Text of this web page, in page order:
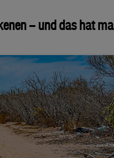
– und das hat